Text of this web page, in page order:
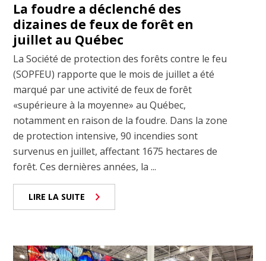
La foudre a déclenché des
dizaines de feux de forêt en
juillet au Québec
La Société de protection des forêts contre le feu
(SOPFEU) rapporte que le mois de juillet a été
marqué par une activité de feux de forêt
«supérieure à la moyenne» au Québec,
notamment en raison de la foudre. Dans la zone
de protection intensive, 90 incendies sont
survenus en juillet, affectant 1675 hectares de
forêt. Ces dernières années, la ...
LIRE LA SUITE